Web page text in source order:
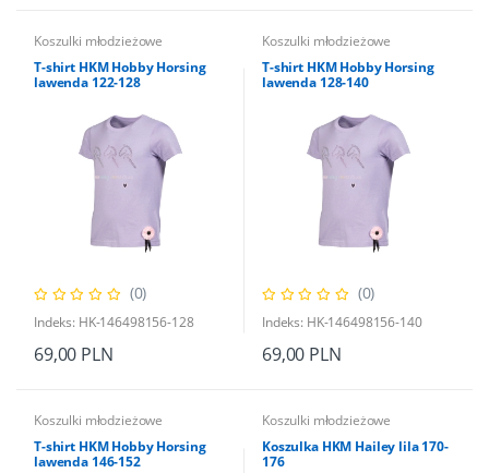
Koszulki młodzieżowe
T-shirt HKM Hobby Horsing
lawenda 122-128
(0)
Indeks: HK-146498156-128
69,00 PLN
Koszulki młodzieżowe
T-shirt HKM Hobby Horsing
lawenda 128-140
(0)
Indeks: HK-146498156-140
69,00 PLN
Koszulki młodzieżowe
T-shirt HKM Hobby Horsing
lawenda 146-152
Koszulki młodzieżowe
Koszulka HKM Hailey lila 170-
176